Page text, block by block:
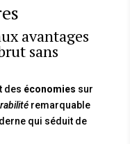
avantages
sans
des économies sur
remarquable
qui séduit de